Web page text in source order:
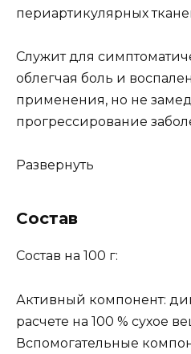
периартикулярных
Служит для
облегчая боль и
применения, но не
прогрессирование
Развернуть
Состав
Состав на 100 г:
Активный компонент:
расчете на 100 % сухое
Вспомогательные